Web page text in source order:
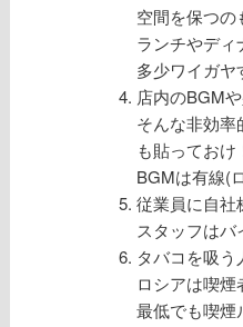
空間を保つの
ランチやディ
多少ワイガヤ
店内のBGM
そんな非効
も貼っておけ
BGMは有線(
従業員に自社
スタッフはバ
タバコを吸う
ロシアは喫煙
最低でも喫煙